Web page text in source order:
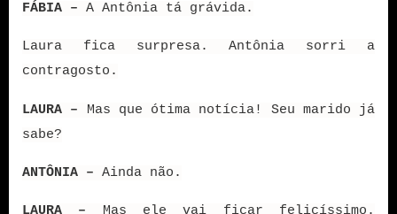
FÁBIA – A Antônia tá grávida.
Laura fica surpresa. Antônia sorri a
contragosto.
LAURA – Mas que ótima notícia! Seu marido já
sabe?
ANTÔNIA – Ainda não.
LAURA – Mas ele vai ficar felicíssimo.